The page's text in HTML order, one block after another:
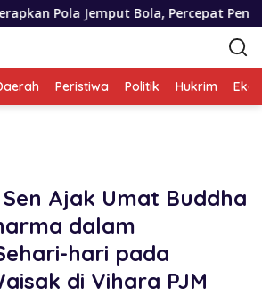
Percepat Penanganan Infrastruktur
Peristiwa Politik Hukrim
Ajak Umat Buddha
dalam
hari pada
di Vihara PJM